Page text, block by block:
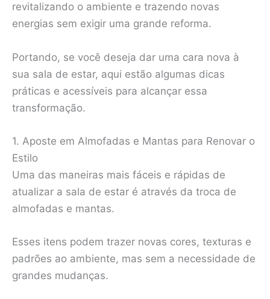
revitalizando o ambiente e trazendo novas
energias sem exigir uma grande reforma.
Portando, se você deseja dar uma cara nova à
sua sala de estar, aqui estão algumas dicas
práticas e acessíveis para alcançar essa
transformação.
1. Aposte em Almofadas e Mantas para Renovar o
Estilo
Uma das maneiras mais fáceis e rápidas de
atualizar a sala de estar é através da troca de
almofadas e mantas.
Esses itens podem trazer novas cores, texturas e
padrões ao ambiente, mas sem a necessidade de
grandes mudanças.